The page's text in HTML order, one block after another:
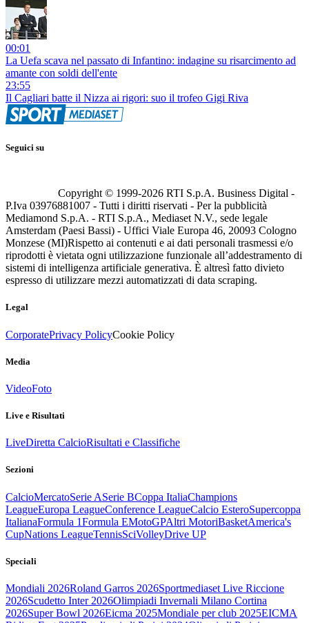
00:01
La Uefa scava nel passato di Infantino: indagine su risarcimento ad
amante con soldi dell'ente
23:55
Il Cagliari batte il Nizza ai rigori: suo il trofeo Gigi Riva
Seguici su
Copyright © 1999-2026 RTI S.p.A. Business Digital -
P.Iva 03976881007 - Tutti i diritti riservati - Per la pubblicità
Mediamond S.p.A. - RTI S.p.A., Mediaset N.V., sede legale
Amsterdam (Paesi Bassi) - Uffici Viale Europa 46, 20093 Cologno
Monzese (MI)Rispetto ai contenuti e ai dati personali trasmessi e/o
riprodotti è vietata ogni utilizzazione funzionale all’addestramento di
sistemi di intelligenza artificiale generativa. È altresì fatto divieto
espresso di utilizzare mezzi automatizzati di data scraping.
Legal
CorporatePrivacy PolicyCookie Policy
Media
VideoFoto
Live e Risultati
LiveDiretta CalcioRisultati e Classifiche
Sezioni
CalcioMercatoSerie ASerie BCoppa ItaliaChampions
LeagueEuropa LeagueConference LeagueCalcio EsteroSupercoppa
ItalianaFormula 1Formula EMotoGPAltri MotoriBasketAmerica's
CupNations LeagueTennisSciVolleyDrive UP
Speciali
Mondiali 2026Roland Garros 2026Sportmediaset Live Riccione
2026Scudetto Inter 2026Olimpiadi Invernali Milano Cortina
2026Super Bowl 2026Eicma 2025Mondiale per club 2025EICMA